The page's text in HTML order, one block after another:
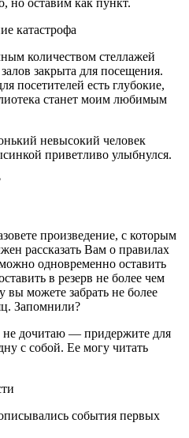
но оставим как пункт.
катастрофа
количеством стеллажей
закрыта для посещения.
посетителей есть глубокие,
станет моим любимым
невысокий человек
приветливо улыбнулся.
произведение, с которым
рассказать Вам о правилах
одновременно оставить
в резерв не более чем
вы можете забрать не более
Запомнили?
дочитаю — придержите для
с собой. Ее могу читать
события первых